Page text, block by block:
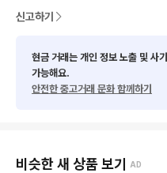
신고하기
현금 거래는 개인 정보 노출 및 사
가능해요.
안전한 중고거래 문화 함께하기
비슷한 새 상품 보기 AD